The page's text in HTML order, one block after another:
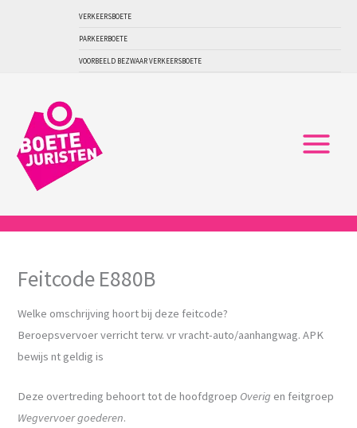
VERKEERSBOETE
PARKEERBOETE
VOORBEELD BEZWAAR VERKEERSBOETE
Feitcode E880B
Welke omschrijving hoort bij deze feitcode?
Beroepsvervoer verricht terw. vr vracht-auto/aanhangwag. APK
bewijs nt geldig is
Deze overtreding behoort tot de hoofdgroep Overig en feitgroep
Wegvervoer goederen.